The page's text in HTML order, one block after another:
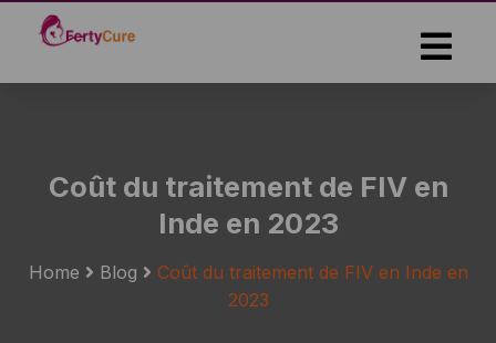
Coût du traitement de FIV en
Inde en 2023
Home Blog
Coût du traitement de FIV en Inde en
2023